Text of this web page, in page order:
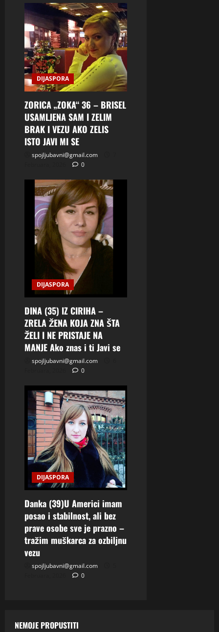
DIJASPORA
ZORICA „ZOKA“ 36 – BRISEL
USAMLJENA SAM I ZELIM
BRAK I VEZU AKO ZELIS
ISTO JAVI MI SE
spojljubavni@gmail.com
0
DIJASPORA
DINA (35) IZ CIRIHA –
ZRELA ŽENA KOJA ZNA ŠTA
ŽELI I NE PRISTAJE NA
MANJE Ako znas i ti Javi se
spojljubavni@gmail.com
0
DIJASPORA
Danka (39)U Americi imam
posao i stabilnost, ali bez
prave osobe sve je prazno –
tražim muškarca za ozbiljnu
vezu
spojljubavni@gmail.com
0
NEMOJE PROPUSTITI